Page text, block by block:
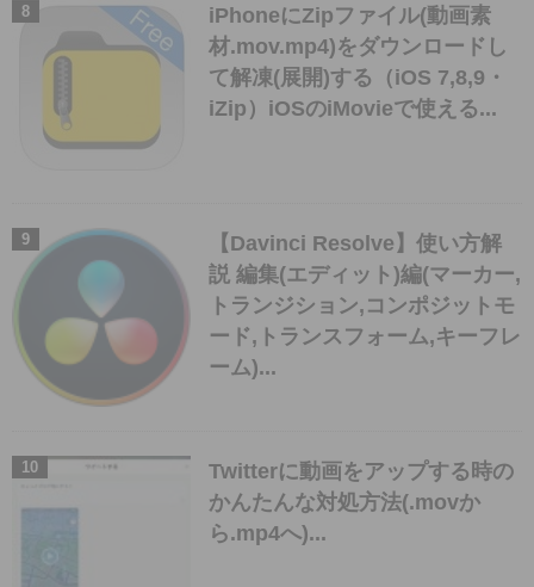
iPhoneにZipファイル(動画素
材.mov.mp4)をダウンロードし
て解凍(展開)する（iOS 7,8,9・
iZip）iOSのiMovieで使える...
【Davinci Resolve】使い方解
説 編集(エディット)編(マーカー,
トランジション,コンポジットモ
ード,トランスフォーム,キーフレ
ーム)...
Twitterに動画をアップする時の
かんたんな対処方法(.movか
ら.mp4へ)...